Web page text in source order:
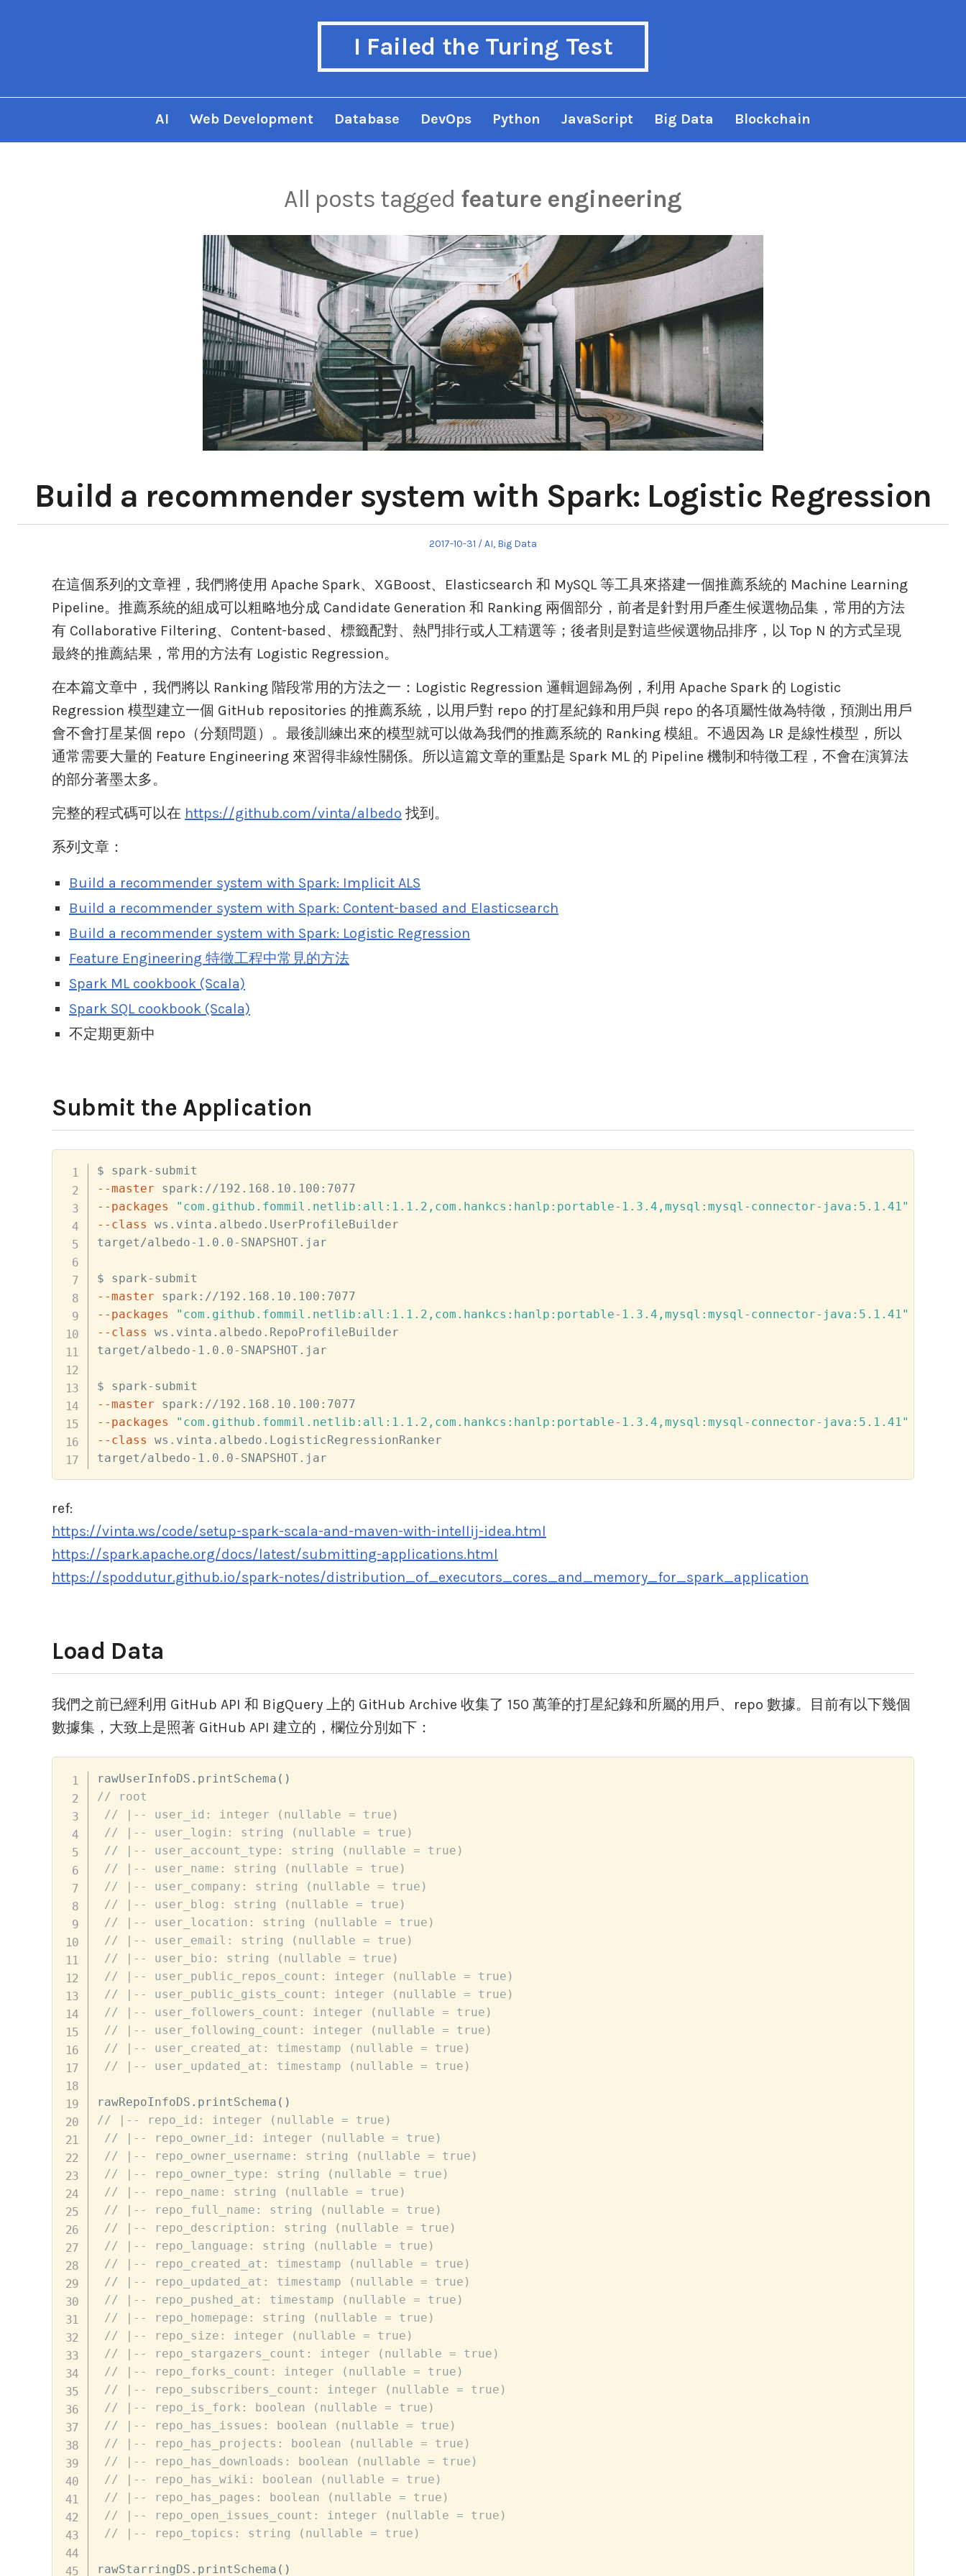
I Failed the Turing Test
AI Web Development Database DevOps Python JavaScript Big Data Blockchain
All posts tagged feature engineering
Build a recommender system with Spark: Logistic Regression
Posted
2017-10-31
Posted
AI, Big Data
在這個系列的文章裡，我們將使用 Apache Spark、XGBoost、Elasticsearch 和 MySQL 等工具來搭建一個推薦系統的 Machine Learning
Pipeline。推薦系統的組成可以粗略地分成 Candidate Generation 和 Ranking 兩個部分，前者是針對用戶產生候選物品集，常用的方法
有 Collaborative Filtering、Content-based、標籤配對、熱門排行或人工精選等；後者則是對這些候選物品排序，以 Top N 的方式呈現
最終的推薦結果，常用的方法有 Logistic Regression。
在本篇文章中，我們將以 Ranking 階段常用的方法之一：Logistic Regression 邏輯迴歸為例，利用 Apache Spark 的 Logistic
Regression 模型建立一個 GitHub repositories 的推薦系統，以用戶對 repo 的打星紀錄和用戶與 repo 的各項屬性做為特徵，預測出用戶
會不會打星某個 repo（分類問題）。最後訓練出來的模型就可以做為我們的推薦系統的 Ranking 模組。不過因為 LR 是線性模型，所以
通常需要大量的 Feature Engineering 來習得非線性關係。所以這篇文章的重點是 Spark ML 的 Pipeline 機制和特徵工程，不會在演算法
的部分著墨太多。
完整的程式碼可以在 https://github.com/vinta/albedo 找到。
系列文章：
Build a recommender system with Spark: Implicit ALS
Build a recommender system with Spark: Content-based and Elasticsearch
Build a recommender system with Spark: Logistic Regression
Feature Engineering 特徵工程中常見的方法
Spark ML cookbook (Scala)
Spark SQL cookbook (Scala)
不定期更新中
Submit the Application
--master
--packages
"com.github.fommil.netlib:all:1.1.2,com.hankcs:hanlp:portable-1.3.4,mysql:mysql-connector-java:5.1.41"
--class
ws.vinta.albedo.UserProfileBuilder
target/albedo-1.0.0-SNAPSHOT.jar
--master
--packages
"com.github.fommil.netlib:all:1.1.2,com.hankcs:hanlp:portable-1.3.4,mysql:mysql-connector-java:5.1.41"
--class
ws.vinta.albedo.RepoProfileBuilder
target/albedo-1.0.0-SNAPSHOT.jar
--master
--packages
"com.github.fommil.netlib:all:1.1.2,com.hankcs:hanlp:portable-1.3.4,mysql:mysql-connector-java:5.1.41"
--class
ws.vinta.albedo.LogisticRegressionRanker
target/albedo-1.0.0-SNAPSHOT.jar
ref:
https://vinta.ws/code/setup-spark-scala-and-maven-with-intellij-idea.html
https://spark.apache.org/docs/latest/submitting-applications.html
https://spoddutur.github.io/spark-notes/distribution_of_executors_cores_and_memory_for_spark_application
Load Data
我們之前已經利用 GitHub API 和 BigQuery 上的 GitHub Archive 收集了 150 萬筆的打星紀錄和所屬的用戶、repo 數據。目前有以下幾個
數據集，大致上是照著 GitHub API 建立的，欄位分別如下：
rawUserInfoDS . printSchema ( )
// root
// |-- user_id: integer (nullable = true)
// |-- user_login: string (nullable = true)
// |-- user_account_type: string (nullable = true)
// |-- user_name: string (nullable = true)
// |-- user_company: string (nullable = true)
// |-- user_blog: string (nullable = true)
// |-- user_location: string (nullable = true)
// |-- user_email: string (nullable = true)
// |-- user_bio: string (nullable = true)
// |-- user_public_repos_count: integer (nullable = true)
// |-- user_public_gists_count: integer (nullable = true)
// |-- user_followers_count: integer (nullable = true)
// |-- user_following_count: integer (nullable = true)
// |-- user_created_at: timestamp (nullable = true)
// |-- user_updated_at: timestamp (nullable = true)
rawRepoInfoDS . printSchema ( )
// |-- repo_id: integer (nullable = true)
// |-- repo_owner_id: integer (nullable = true)
// |-- repo_owner_username: string (nullable = true)
// |-- repo_owner_type: string (nullable = true)
// |-- repo_name: string (nullable = true)
// |-- repo_full_name: string (nullable = true)
// |-- repo_description: string (nullable = true)
// |-- repo_language: string (nullable = true)
// |-- repo_created_at: timestamp (nullable = true)
// |-- repo_updated_at: timestamp (nullable = true)
// |-- repo_pushed_at: timestamp (nullable = true)
// |-- repo_homepage: string (nullable = true)
// |-- repo_size: integer (nullable = true)
// |-- repo_stargazers_count: integer (nullable = true)
// |-- repo_forks_count: integer (nullable = true)
// |-- repo_subscribers_count: integer (nullable = true)
// |-- repo_is_fork: boolean (nullable = true)
// |-- repo_has_issues: boolean (nullable = true)
// |-- repo_has_projects: boolean (nullable = true)
// |-- repo_has_downloads: boolean (nullable = true)
// |-- repo_has_wiki: boolean (nullable = true)
// |-- repo_has_pages: boolean (nullable = true)
// |-- repo_open_issues_count: integer (nullable = true)
// |-- repo_topics: string (nullable = true)
rawStarringDS . printSchema ( )